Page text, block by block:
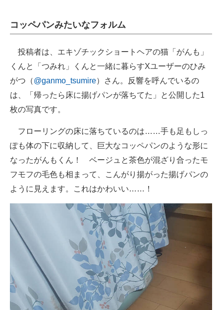
製造業のIT導入・活用を支援
モノづくり技術者専門サイト
エレクトロニクス専門サイト
電子設計の基本と応用
エネルギーの専門メディア
ちょっと気になるネットの話題
コッペパンみたいなフォルム
投稿者は、エキゾチックショートヘアの猫「がんも」
くんと「つみれ」くんと一緒に暮らすXユーザーのひみ
がつ（@ganmo_tsumire）さん。反響を呼んでいるの
は、「帰ったら床に揚げパンが落ちてた」と公開した1
枚の写真です。
フローリングの床に落ちているのは……手も足もしっ
ぽも体の下に収納して、巨大なコッペパンのような形に
なったがんもくん！ ベージュと茶色が混ざり合ったモ
フモフの毛色も相まって、こんがり揚がった揚げパンの
ように見えます。これはかわいい……！